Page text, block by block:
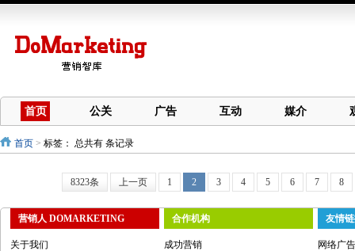
首页 公关 广告 互动 媒介
首页 > 标签： 总共有 条记录
8323条 上一页 1 2 3 4 5 6 7 8
营销人 DOMARKETING
关于我们
合作机构
成功营销
友情
网络广